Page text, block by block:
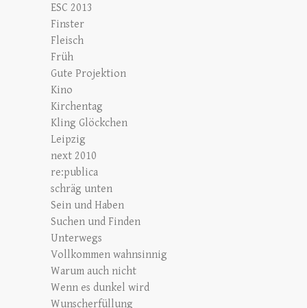
ESC 2013
Finster
Fleisch
Früh
Gute Projektion
Kino
Kirchentag
Kling Glöckchen
Leipzig
next 2010
re:publica
schräg unten
Sein und Haben
Suchen und Finden
Unterwegs
Vollkommen wahnsinnig
Warum auch nicht
Wenn es dunkel wird
Wunscherfüllung